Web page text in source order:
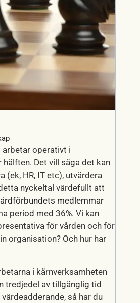
arbetar operativt i
Det vill säga det kan
HR, IT etc), utvärdera
nyckeltal värdefullt att
medlemmar
period med 36%. Vi kan
för vården och för
organisation? Och hur har
i kärnverksamheten
tredjedel av tillgänglig tid
så har du